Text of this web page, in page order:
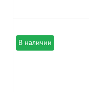
В наличии